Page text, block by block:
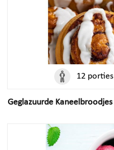
12 porties
Geglazuurde Kaneelbroodjes
MERKEN
ESPRESSIONS
CROCKPOT